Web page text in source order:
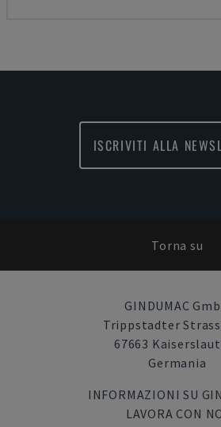
ISCRIVITI ALLA
Torna su
GINDUMAC
Trippstadter
67663
Germania
INFORMAZIONI SU
LAVORA CON